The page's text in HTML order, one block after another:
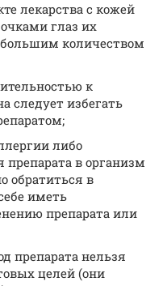
лекарства с кожей
глаз их
количеством
к
следует избегать
либо
препарата в организм
обратиться в
иметь
препарата или
препарата нельзя
целей (они